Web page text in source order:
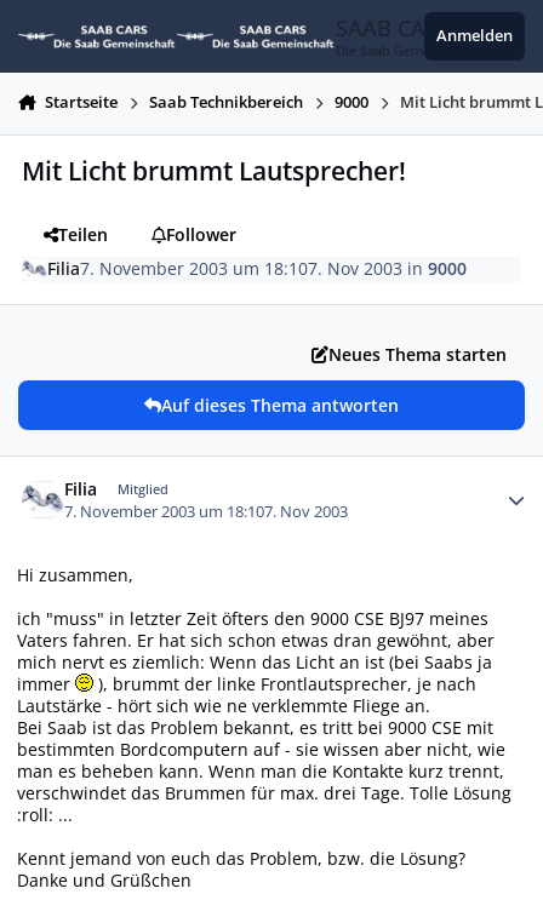
SAAB CARS
Die Saab Gemeinschaft
Anmelden
Startseite Saab Technikbereich 9000 Mit Licht brummt
Mit Licht brummt Lautsprecher!
Teilen
Follower
Filia7. November 2003 um 18:107. Nov 2003 in9000
Neues Thema starten
Auf dieses Thema antworten
Filia Mitglied
7. November 2003 um 18:107. Nov 2003
Hi zusammen,
ich "muss" in letzter Zeit öfters den 9000 CSE BJ97 meines
Vaters fahren. Er hat sich schon etwas dran gewöhnt, aber
mich nervt es ziemlich: Wenn das Licht an ist (bei Saabs ja
immer
), brummt der linke Frontlautsprecher, je nach
Lautstärke - hört sich wie ne verklemmte Fliege an.
Bei Saab ist das Problem bekannt, es tritt bei 9000 CSE mit
bestimmten Bordcomputern auf - sie wissen aber nicht, wie
man es beheben kann. Wenn man die Kontakte kurz trennt,
verschwindet das Brummen für max. drei Tage. Tolle Lösung
:roll: ...
Kennt jemand von euch das Problem, bzw. die Lösung?
Danke und Grüßchen